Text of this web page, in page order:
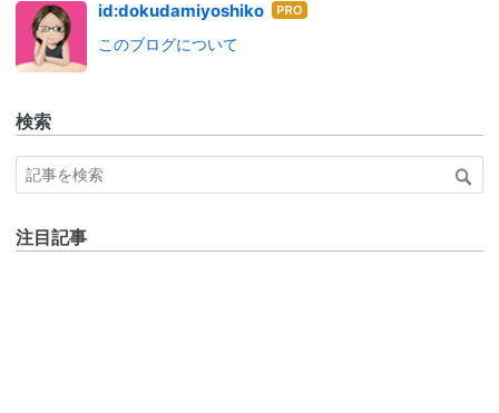
id:dokudamiyoshiko はて
このブログについて
検索
注目記事